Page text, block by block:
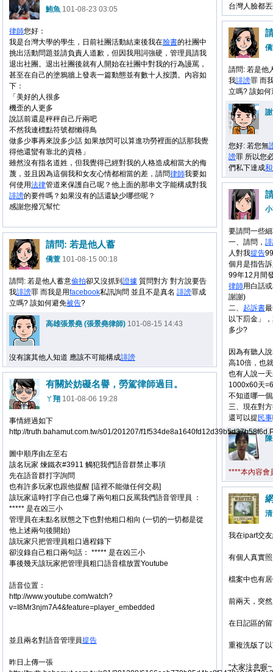
台灣人臉都
鮪魚 101-08-23 03:05
律師您好：
我是台灣大學的學生，日前社團活動結束後我在臉書的社團中
挑出活動問題並請負責人道歉，但因我用詞強硬，管理員請我
退出社團。退出社團後就有人開始在社團中對我的行為謾罵，
甚至在自己的塗鴉牆上發表一篇動態並有數十人按讚。內容如
下：
「美好的人很多
機歪的人更多
說話前還是秤秤自己斤兩吧
不然我連標點符號都懶得鳥
做多少事再來說多少話 如果放閃可以算進功勞裡面的話那我覺
得他還蠻有靠北的資格」
雖然沒有指名道姓，但我覺得已經對我的人格造成相當大的侮
蔑，並且因為這個我和女友心情都相當的差，請問律師我要如
何使用法律管道來保護自己呢？他上面的那串文字能構成對我
誹謗的要件嗎？如果沒有的話還缺少哪些呢？
感謝您撥冗幫忙
請問: 若是他
我誹謗罪 而
立嗎? 該如何
您好: 若您無
謗罪 所以您
們私下達成
要請問一些
一、請問，
人對我提告
個月是指告
99年12月間
律師用白話
謝謝)
二、 起訴書
以下罰金」
多少?
因為有聽人
高10倍，也
也有人說一
1000x60天
不知道哪一
三、現在對
還可以提 民事
****本內容會
請問: 若是他人蓄
僑萱 101-08-15 00:18
請問: 若是他人蓄意偷拍卻又沒抓到 證據 質問對方 對方說要告
我誹謗罪 而我是用facebook私訊詢問 並且不是真名 誹謗罪成
立嗎? 該如何避免被告?
高雄張景堯 (張景堯律師) 101-08-15 14:43
沒有讓其他人知道 應該不可能構成誹謗
有關於妨礙名譽，勞駕律師過目。
ㄚ翔 101-08-06 19:28
事情經過如下
http://truth.bahamut.com.tw/s01/201207/
圖中順序由左至右
該名玩家 煉鐵衣#3911 觸犯我們語音群禁止事項
先在語音群打字詢問
也有許多玩家也跟他提醒 [這裡不能做任何交易]
該玩家這時打字自己也爆了兩句粗口反罵我們語音管理員 ：
***** 是在凶三小
管理員在未點名狀態之下也對他粗口相向 (一切的一切都是從
他上述兩句後開始)
該玩家只把管理員粗口過程錄下
卻沒錄自己粗口兩句話： ***** 是在凶三小
事後幾天該玩家把管理員粗口語音檔放置Youtube
語音位置：
http://www.youtube.com/watch?
v=I8Mr3njm7A4&feature=player_embedded
並且兩名對語音管理員提告
昨日上傳一張
我在ipart交
有個人真實
檔案中也有
前兩天，突
在日記區的
重複洗版了
"大家注意喔